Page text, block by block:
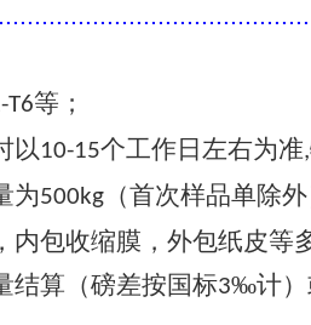
T6等；
以10-15个工作日左右为准,
为500kg（首次样品单除外
包收缩膜，外包纸皮等
结算（磅差按国标3‰计）